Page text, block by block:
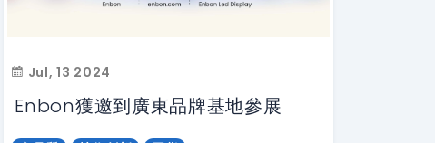
Jul, 13 2024
Enbon獲邀到廣東品牌基地參展